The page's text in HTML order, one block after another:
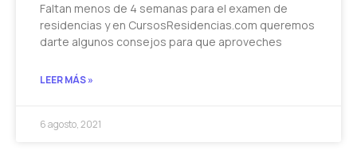
Faltan menos de 4 semanas para el examen de
residencias y en CursosResidencias.com queremos
darte algunos consejos para que aproveches
LEER MÁS »
6 agosto, 2021